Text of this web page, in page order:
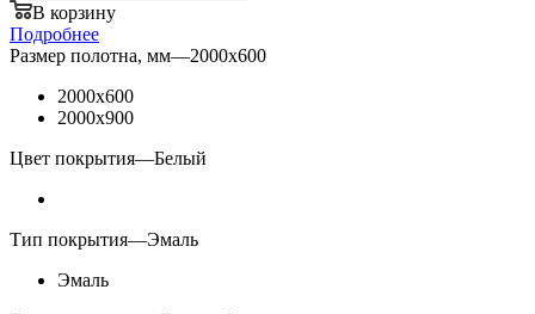
В корзину
Подробнее
Размер полотна, мм—2000x600
2000x600
2000x900
Цвет покрытия—Белый
Тип покрытия—Эмаль
Эмаль